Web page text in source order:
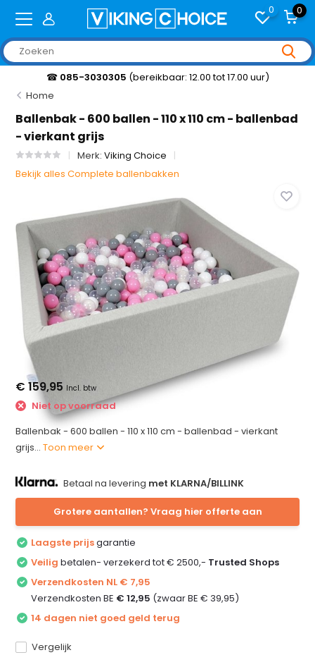
0 0
☎ 085-3030305 (bereikbaar: 12.00 tot 17.00 uur)
Home
Ballenbak - 600 ballen - 110 x 110 cm - ballenbad
- vierkant grijs
Merk:Viking Choice
Bekijk alles Complete ballenbakken
€ 159,95 Incl. btw
Niet op voorraad
Ballenbak - 600 ballen - 110 x 110 cm - ballenbad - vierkant
grijs...Toon meer
Betaal na levering met KLARNA/BILLINK
Grotere aantallen? Vraag hier offerte aan
Laagste prijsgarantie
Veilig betalen- verzekerd tot € 2500,- Trusted Shops
Verzendkosten NL € 7,95
Verzendkosten BE € 12,95 (zwaar BE € 39,95)
14 dagen niet goed geld terug
Vergelijk